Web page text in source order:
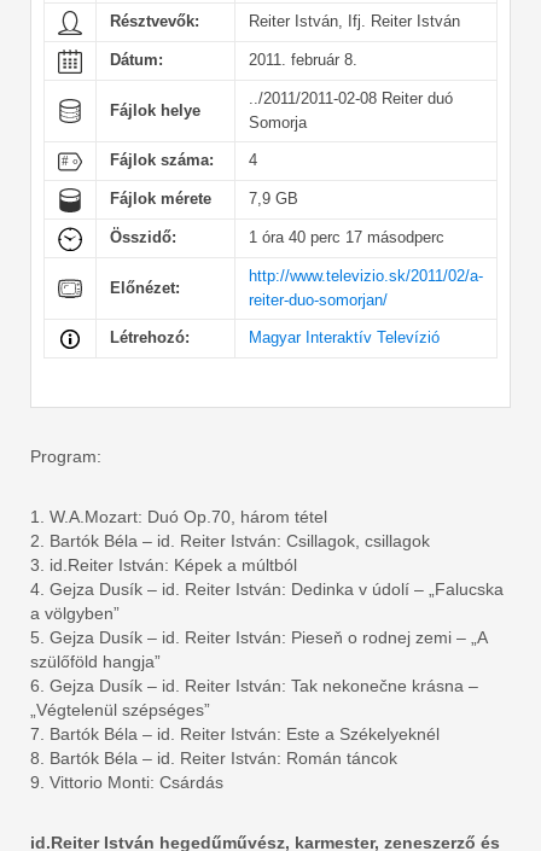
Résztvevők: Reiter István, Ifj. Reiter István
Dátum: 2011. február 8.
Fájlok helye
../2011/2011-02-08 Reiter duó
Somorja
Fájlok száma: 4
Fájlok mérete 7,9 GB
Összidő: 1 óra 40 perc 17 másodperc
Előnézet:
http://www.televizio.sk/2011/02/a-
reiter-duo-somorjan/
Létrehozó: Magyar Interaktív Televízió
Program:
1. W.A.Mozart: Duó Op.70, három tétel
2. Bartók Béla – id. Reiter István: Csillagok, csillagok
3. id.Reiter István: Képek a múltból
4. Gejza Dusík – id. Reiter István: Dedinka v údolí – „Falucska
a völgyben”
5. Gejza Dusík – id. Reiter István: Pieseň o rodnej zemi – „A
szülőföld hangja”
6. Gejza Dusík – id. Reiter István: Tak nekonečne krásna –
„Végtelenül szépséges”
7. Bartók Béla – id. Reiter István: Este a Székelyeknél
8. Bartók Béla – id. Reiter István: Román táncok
9. Vittorio Monti: Csárdás
id.Reiter István hegedűművész, karmester, zeneszerző és